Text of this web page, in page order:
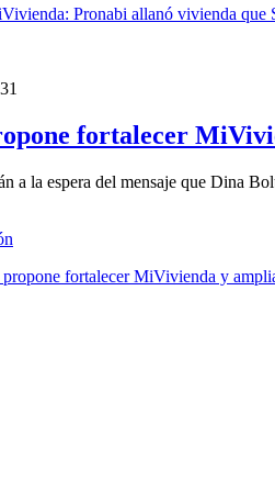
fortalecer
a la espera del mensaje que Dina